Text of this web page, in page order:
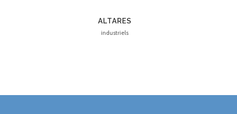
ALTARES
industriels